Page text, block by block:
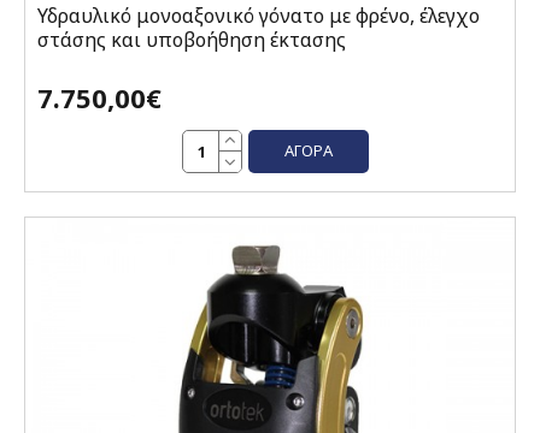
Υδραυλικό μονοαξονικό γόνατο με φρένο, έλεγχο
στάσης και υποβοήθηση έκτασης
7.750,00€
ΑΓΟΡΆ